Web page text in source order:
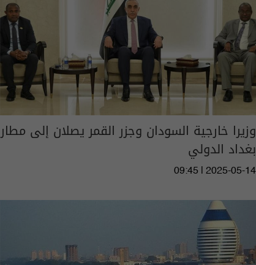
وزيرا خارجية السودان وجزر القمر يصلان إلى مطار
بغداد الدولي
09:45 | 2025-05-14